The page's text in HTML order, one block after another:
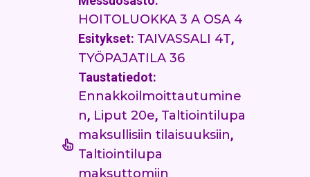
HOITOLUOKKA 3 A OSA 4
Esitykset: TAIVASSALI 4T,
TYÖPAJATILA 36
Taustatiedot:
Ennakkoilmoittautumine
n, Liput 20e, Taltiointilupa
maksullisiin tilaisuuksiin,
Taltiointilupa
maksuttomiin